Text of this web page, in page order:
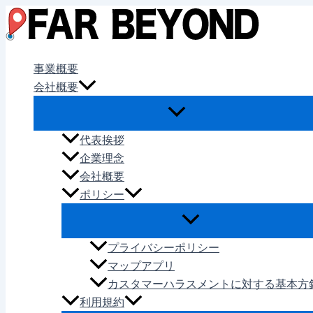
内
容
事業概要
会社概要
代表挨拶
企業理念
会社概要
ポリシー
プライバシーポリシー
マップアプリ
カスタマーハラスメントに対する基本方
利用規約